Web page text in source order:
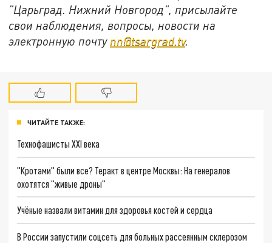
"Царьград. Нижний Новгород", присылайте
свои наблюдения, вопросы, новости на
электронную почту nn@tsargrad.tv.
ЧИТАЙТЕ ТАКЖЕ:
Технофашисты XXI века
"Кротами" были все? Теракт в центре Москвы: На генералов
охотятся "живые дроны"
Учёные назвали витамин для здоровья костей и сердца
В России запустили соцсеть для больных рассеянным склерозом